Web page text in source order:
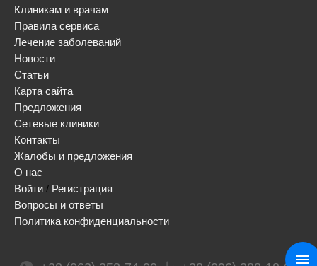
Клиникам и врачам
Правила сервиса
Лечение заболеваний
Новости
Статьи
Карта сайта
Предложения
Сетевые клиники
Контакты
Жалобы и предложения
О нас
Войти / Регистрация
Вопросы и ответы
Политика конфиденциальности